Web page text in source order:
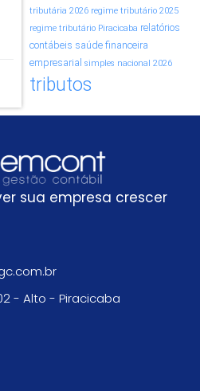
tributária 2026 regime tributário 2025
regime tributário Piracicaba relatórios
contábeis saúde financeira
empresarial simples nacional 2026
tributos
sua empresa crescer
- Alto - Piracicaba